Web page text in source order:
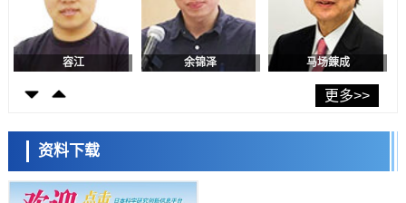
癌患者中开展临床试验
日本发布《令和8年版科学技术与创新白皮书》，解读第七期基本计划
首年度政策方向
科学研究
东京大学发现可诱导细胞死亡的新型信使物质
东京都健康长寿医疗中心跨器官揭示衰老过程中的糖链变化
科学研究
产总研无需石油利用松脂制备石墨前驱体，可作为电池电极材料
容江 余锦泽 马场錬成
更多>>
资料下载